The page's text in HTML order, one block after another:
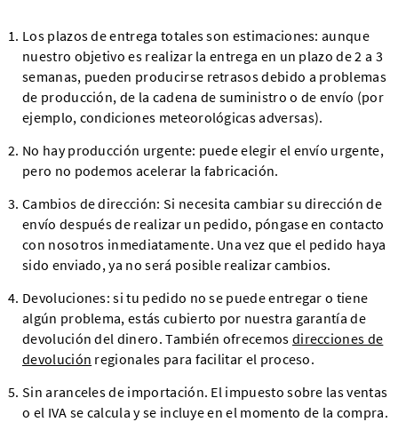
Los plazos de entrega totales son estimaciones: aunque
nuestro objetivo es realizar la entrega en un plazo de 2 a 3
semanas, pueden producirse retrasos debido a problemas
de producción, de la cadena de suministro o de envío (por
ejemplo, condiciones meteorológicas adversas).
No hay producción urgente: puede elegir el envío urgente,
pero no podemos acelerar la fabricación.
Cambios de dirección: Si necesita cambiar su dirección de
envío después de realizar un pedido, póngase en contacto
con nosotros inmediatamente. Una vez que el pedido haya
sido enviado, ya no será posible realizar cambios.
Devoluciones: si tu pedido no se puede entregar o tiene
algún problema, estás cubierto por nuestra garantía de
devolución del dinero. También ofrecemos direcciones de
devolución regionales para facilitar el proceso.
Sin aranceles de importación. El impuesto sobre las ventas
o el IVA se calcula y se incluye en el momento de la compra.